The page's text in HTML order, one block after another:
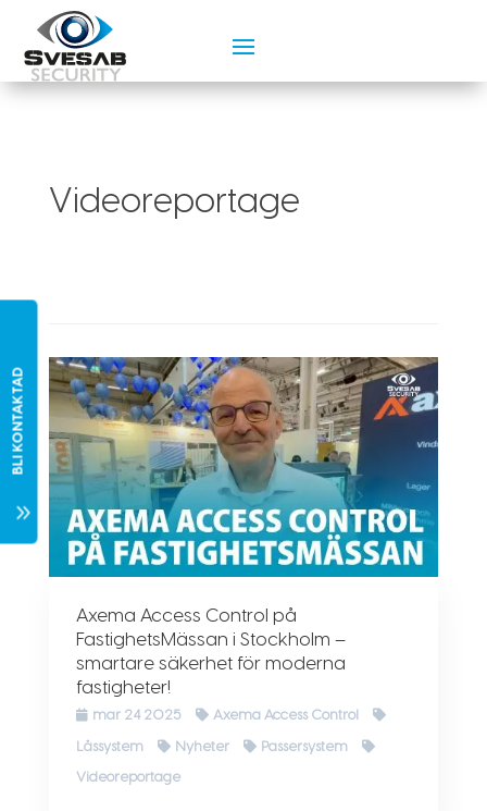
Videoreportage
Axema Access Control på
FastighetsMässan i Stockholm –
smartare säkerhet för moderna
fastigheter!
mar 24 2025 Axema Access Control
Låssystem Nyheter Passersystem
Videoreportage
7
BLI KONTAKTAD